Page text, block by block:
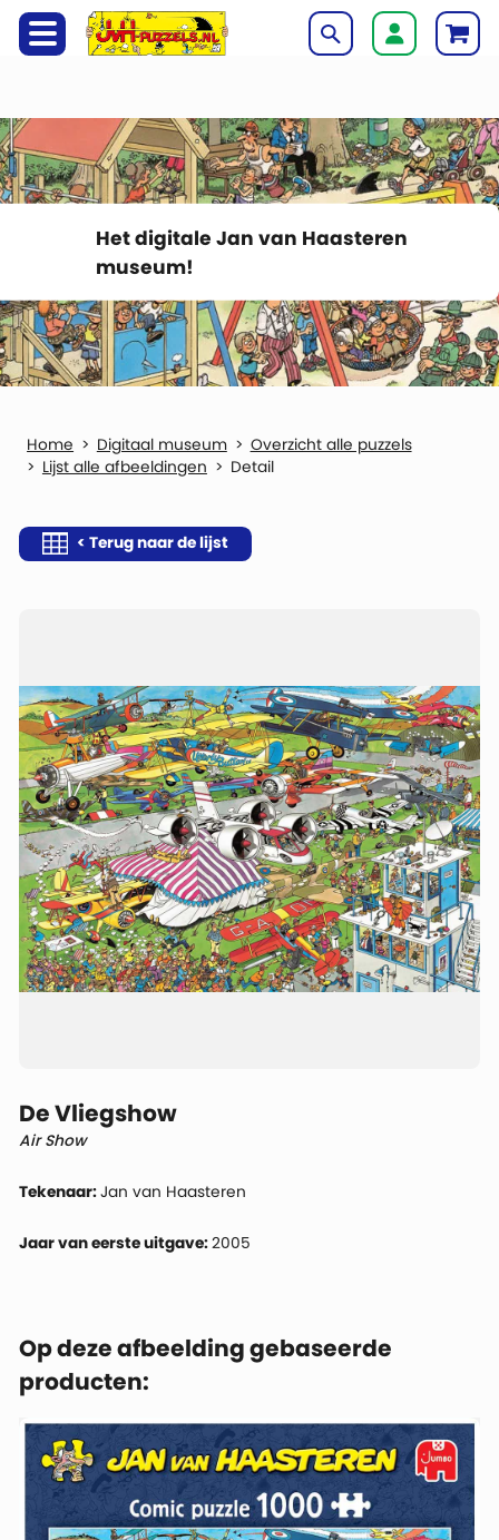
Het digitale Jan van Haasteren
museum!
Digitaal museum
Overzicht alle puzzels
Lijst alle afbeeldingen
Detail
< Terug naar de lijst
De Vliegshow
Air Show
Tekenaar:Jan van Haasteren
Jaar van eerste uitgave:2005
Op deze afbeelding gebaseerde
producten: